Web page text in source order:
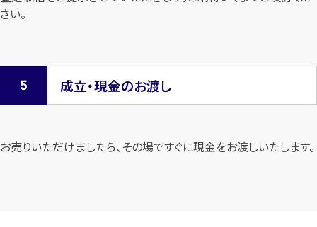
さい。
成立・現金のお渡し
お売りいただけましたら、その場ですぐに現金をお渡しいたします。